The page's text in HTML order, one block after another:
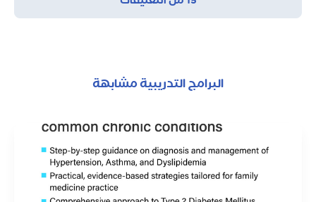
البرامج التدريبية مشابهة